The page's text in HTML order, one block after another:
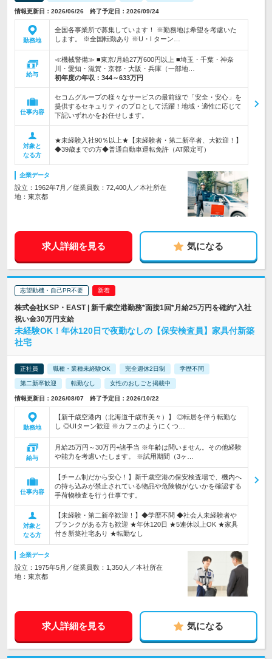
情報更新日：2026/06/26 終了予定日：2026/09/24
勤務地
全国各事業所で募集しています！ ※勤務地は希望を考慮いた
します。 ※全国転勤あり ※U・I ターン…
給与
≪機械警備≫ ■東京/月給27万600円以上 ■埼玉・千葉・神奈
川・愛知・滋賀・京都・大阪・兵庫（一部地…
初年度の年収： 344～633万円
仕事内容
セコムグループの様々なサービスの最前線で「安全・安心」を
提供するセキュリティのプロとして活躍！地域・適性に応じて
下記いずれかをお任せします。
対象と
なる方
★未経験入社90％以上★【未経験者・第二新卒者、大歓迎！】
◆39歳までの方◆普通自動車運転免許（AT限定可）
企業データ
設立：1962年7月／従業員数：72,400人／本社所在
地：東京都
求人詳細を見る 気になる
志望動機・自己PR不要
株式会社KSP・EAST | 新千歳空港勤務*面接1回*月給25万円を確約*入社
祝い金30万円支給
未経験OK！年休120日で夜勤なしの【保安検査員】家具付新築
社宅
正社員 職種・業種未経験OK 完全週休2日制 学歴不問
第二新卒歓迎 転勤なし 女性のおしごと掲載中
情報更新日：2026/08/07 終了予定日：2026/10/22
勤務地
【新千歳空港内（北海道千歳市美々）】 ◎転居を伴う転勤な
し ◎UIターン歓迎 ※カフェのようにくつ…
給与
月給25万円～30万円+諸手当 ※年齢は問いません。その他経験
や能力を考慮いたします。 ※試用期間（3ヶ…
仕事内容
【チーム制だから安心！】新千歳空港の保安検査場で、機内へ
の持ち込みが禁止されている物品や危険物がないかを確認する
手荷物検査を行う仕事です。
対象と
なる方
【未経験・第二新卒歓迎！】◆学歴不問 ◆社会人未経験者や
ブランクがある方も歓迎 ★年休120日 ★5連休以上OK ★家具
付き新築社宅あり ★転勤なし
企業データ
設立：1975年5月／従業員数：1,350人／本社所在
地：東京都
求人詳細を見る 気になる